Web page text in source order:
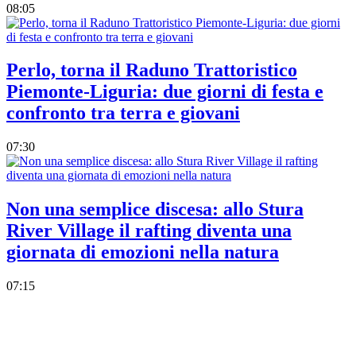
08:05
Perlo, torna il Raduno Trattoristico
Piemonte-Liguria: due giorni di festa e
confronto tra terra e giovani
07:30
Non una semplice discesa: allo Stura
River Village il rafting diventa una
giornata di emozioni nella natura
07:15